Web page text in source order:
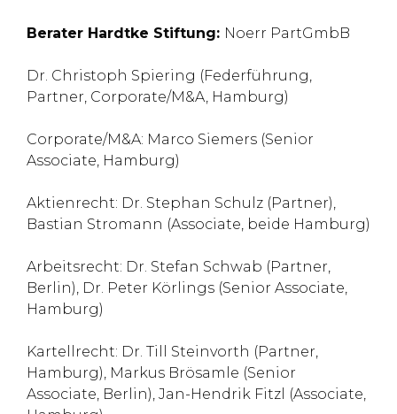
Berater Hardtke Stiftung: Noerr PartGmbB
Dr. Christoph Spiering (Federführung,
Partner, Corporate/M&A, Hamburg)
Corporate/M&A: Marco Siemers (Senior
Associate, Hamburg)
Aktienrecht: Dr. Stephan Schulz (Partner),
Bastian Stromann (Associate, beide Hamburg)
Arbeitsrecht: Dr. Stefan Schwab (Partner,
Berlin), Dr. Peter Körlings (Senior Associate,
Hamburg)
Kartellrecht: Dr. Till Steinvorth (Partner,
Hamburg), Markus Brösamle (Senior
Associate, Berlin), Jan-Hendrik Fitzl (Associate,